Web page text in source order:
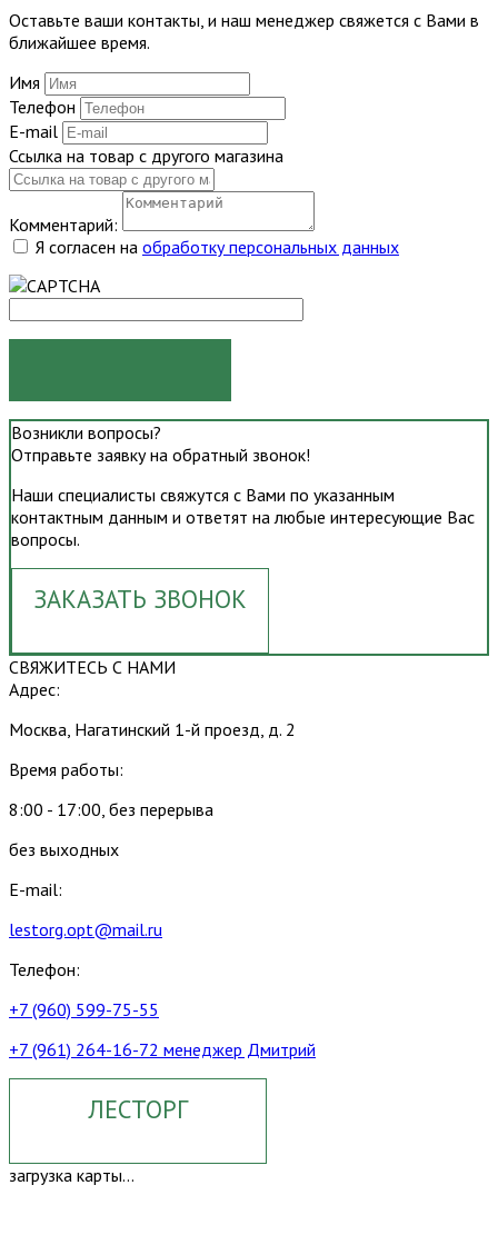
Оставьте ваши контакты, и наш менеджер свяжется с Вами в
ближайшее время.
Имя
Телефон
E-mail
Ссылка на товар с другого магазина
Комментарий:
Я согласен на обработку персональных данных
Возникли вопросы?
Отправьте заявку на обратный звонок!
Наши специалисты свяжутся с Вами по указанным
контактным данным и ответят на любые интересующие Вас
вопросы.
ЗАКАЗАТЬ ЗВОНОК
СВЯЖИТЕСЬ С НАМИ
Адрес:
Москва, Нагатинский 1-й проезд, д. 2
Время работы:
8:00 - 17:00, без перерыва
без выходных
E-mail:
lestorg.opt@mail.ru
Телефон:
+7 (960) 599-75-55
+7 (961) 264-16-72 менеджер Дмитрий
ЛЕСТОРГ
загрузка карты...